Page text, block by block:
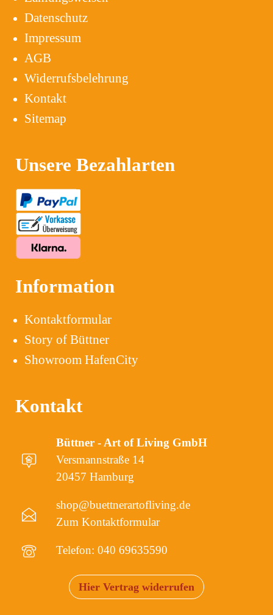
Datenschutz
Impressum
AGB
Widerrufsbelehrung
Kontakt
Sitemap
Unsere Bezahlarten
Information
Kontaktformular
Story of Büttner
Showroom HafenCity
Kontakt
Büttner - Art of Living GmbH
Versmannstraße 14
20457 Hamburg
shop@buettnerartofliving.de
Zum Kontaktformular
Telefon: 040 69635590
Hier Vertrag widerrufen